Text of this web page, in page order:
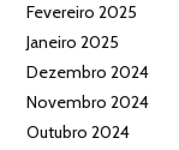
Fevereiro 2025
Janeiro 2025
Dezembro 2024
Novembro 2024
Outubro 2024